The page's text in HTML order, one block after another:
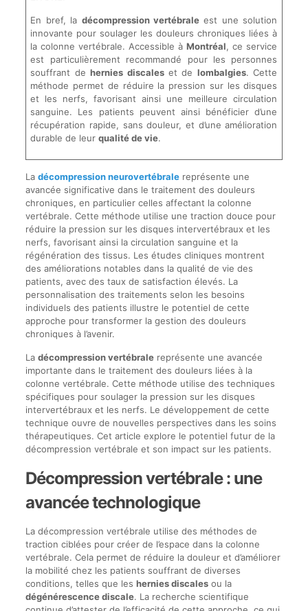
En bref, la décompression vertébrale est une solution
innovante pour soulager les douleurs chroniques liées à
la colonne vertébrale. Accessible àMontréal, ce service
est particulièrement recommandé pour les personnes
souffrant dehernies discaleset de lombalgies. Cette
méthode permet de réduire la pression sur les disques
et les nerfs, favorisant ainsi une meilleure circulation
sanguine. Les patients peuvent ainsi bénéficier d’une
récupération rapide, sans douleur, et d’une amélioration
durable de leurqualité de vie.
La décompression neurovertébralereprésente une
avancée significative dans le traitement des douleurs
chroniques, en particulier celles affectant la colonne
vertébrale. Cette méthode utilise une traction douce pour
réduire la pression sur les disques intervertébraux et les
nerfs, favorisant ainsi la circulation sanguine et la
régénération des tissus. Les études cliniques montrent
des améliorations notables dans la qualité de vie des
patients, avec des taux de satisfaction élevés. La
personnalisation des traitements selon les besoins
individuels des patients illustre le potentiel de cette
approche pour transformer la gestion des douleurs
chroniques à l’avenir.
La décompression vertébralereprésente une avancée
importante dans le traitement des douleurs liées à la
colonne vertébrale. Cette méthode utilise des techniques
spécifiques pour soulager la pression sur les disques
intervertébraux et les nerfs. Le développement de cette
technique ouvre de nouvelles perspectives dans les soins
thérapeutiques. Cet article explore le potentiel futur de la
décompression vertébrale et son impact sur les patients.
Décompression vertébrale : une
avancée technologique
La décompression vertébrale utilise des méthodes de
traction ciblées pour créer de l’espace dans la colonne
vertébrale. Cela permet de réduire la douleur et d’améliorer
la mobilité chez les patients souffrant de diverses
conditions, telles que les hernies discalesou la
dégénérescence discale. La recherche scientifique